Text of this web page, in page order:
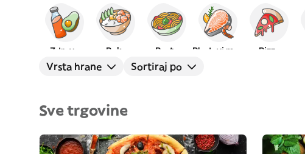
Zdrava Poke Pasta Pizza
Vrsta hrane Sortiraj po
Sve trgovine